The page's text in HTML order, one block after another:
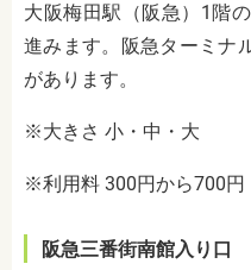
大阪梅田駅（阪急）1階
進みます。阪急ターミナ
があります。
※大きさ 小・中・大
※利用料 300円から700円
阪急三番街南館入り口